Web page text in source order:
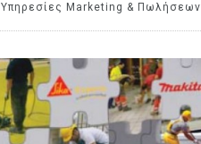
Υπηρεσίες Marketing & Πωλήσεων